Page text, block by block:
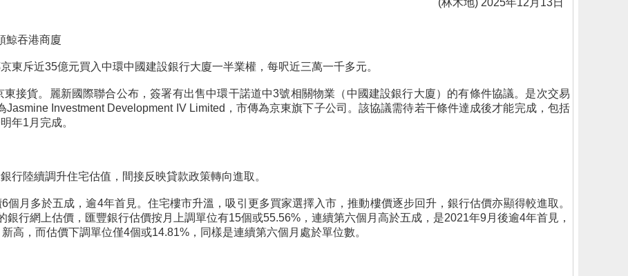
(林木地) 2025年12月13日
鯨吞港商廈
東斥近35億元買入中環中國建設銀行大廈一半業權，每呎近三萬一千多元。
東接貨。麗新國際聯合公布，簽署有出售中環干諾道中3號相關物業（中國建設銀行大廈）的有條件協議。是次交易
Investment Development IV Limited，市傳為京東旗下子公司。該協議需待若干條件達成後才能完成，包括
年1月完成。
行陸續調升住宅估值，間接反映貸款政策轉向進取。
個月多於五成，逾4年首見。住宅樓市升溫，吸引更多買家選擇入市，推動樓價逐步回升，銀行估價亦顯得較進取。
行網上估價，匯豐銀行估價按月上調單位有15個或55.56%，連續第六個月高於五成，是2021年9月後逾4年首見，
高，而估價下調單位僅4個或14.81%，同樣是連續第六個月處於單位數。